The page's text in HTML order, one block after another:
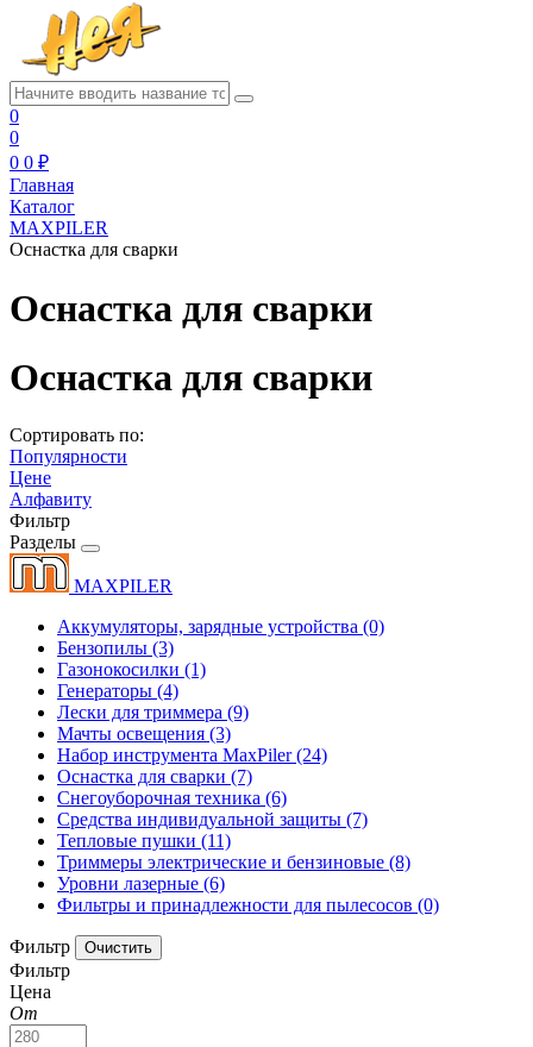
0
0
0 0 ₽
Главная
Каталог
MAXPILER
Оснастка для сварки
Оснастка для сварки
Оснастка для сварки
Сортировать по:
Популярности
Цене
Алфавиту
Фильтр
Разделы
MAXPILER
Аккумуляторы, зарядные устройства (0)
Бензопилы (3)
Газонокосилки (1)
Генераторы (4)
Лески для триммера (9)
Мачты освещения (3)
Набор инструмента MaxPiler(24)
Оснастка для сварки (7)
Снегоуборочная техника (6)
Средства индивидуальной защиты (7)
Тепловые пушки (11)
Триммеры электрические и бензиновые (8)
Уровни лазерные (6)
Фильтры и принадлежности для пылесосов (0)
Фильтр
Фильтр
Цена
От